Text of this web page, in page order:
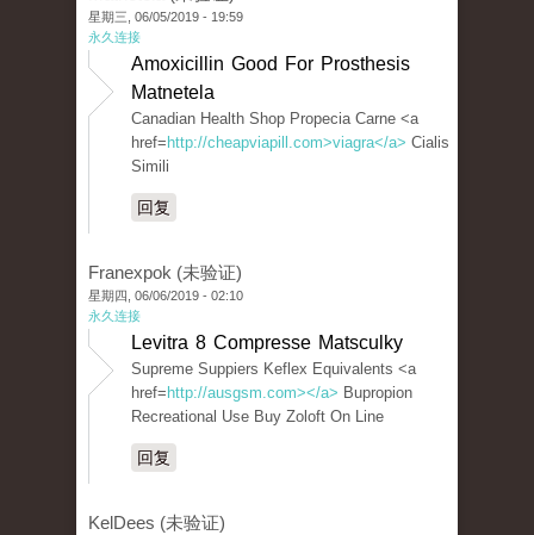
星期三, 06/05/2019 - 19:59
永久连接
Amoxicillin Good For Prosthesis
Matnetela
Canadian Health Shop Propecia Carne <a
href= http://cheapviapill.com>viagra</a> Cialis
Simili
回复
Franexpok (未验证)
星期四, 06/06/2019 - 02:10
永久连接
Levitra 8 Compresse Matsculky
Supreme Suppiers Keflex Equivalents <a
href= http://ausgsm.com></a> Bupropion
Recreational Use Buy Zoloft On Line
回复
KelDees (未验证)